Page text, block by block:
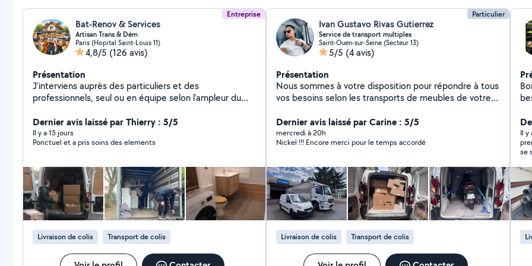
Entreprise
Bat-Renov & Services
Artisan Trans & Dém
Paris (Hopital Saint-Louis 11)
4,8/5 (126 avis)
Présentation
J'interviens auprès des particuliers et des
professionnels, seul ou en équipe selon l'ampleur du
extérieurs : remise en état, rénovation complète
(peinture, plomberie, électricité, sols, menuiserie,
parquet, etc.), ainsi que pour vos déménagements,
chargement/déchargement. Travail soigné et sérieux,
respect des délais, et prestations couvertes par une
garantie décennale pour votre tranquillité. Devis clair et
personnalisé sur demande.
Dernier avis laissé par Thierry : 5/5
Il y a 15 jours
Ponctuel et a pris soins des elements
Livraison de colis Transport de colis
Particulier
Ivan Gustavo Rivas Gutierrez
Service de transport multiples
Saint-Ouen-sur-Seine (Secteur 13)
5/5 (4 avis)
Présentation
Nous sommes à votre disposition pour répondre à tous
vos besoins selon les transports de meubles de votre
transport d'outils de travail et autres.
Dernier avis laissé par Carine : 5/5
mercredi à 20h
Nickel !!! Encore merci pour le temps accordé
Livraison de colis Transport de colis
besoins
soigné
compétitifs
Il y
se
assez
abîmé et